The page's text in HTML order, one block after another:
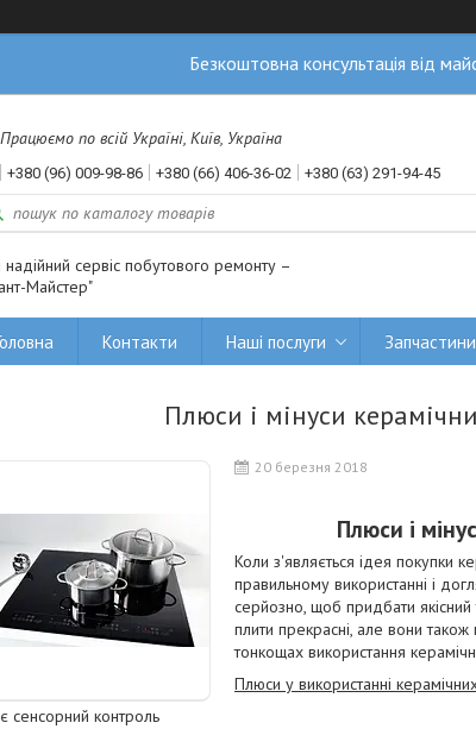
Безкоштовна консультація від
Працюємо по всій Україні, Київ, Україна
+380 (96) 009-98-86 +380 (66) 406-36-02 +380 (63) 291-94-45
сервіс побутового ремонту –
Майстер"
Контакти Наші послуги
Плюси і мінуси
20 березня 2018
Плюси і
Коли з'являється ідея покупки
правильному використанні і
серйозно, щоб придбати
плити прекрасні, але вони
тонкощах використання
Плюси у використанні
сенсорний контроль